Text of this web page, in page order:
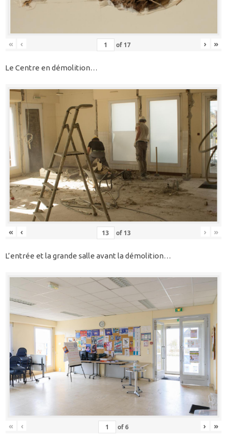
« ‹ of 17 › »
Le Centre en démolition…
« ‹ of 13 › »
L’entrée et la grande salle avant la démolition…
« ‹ of6 › »